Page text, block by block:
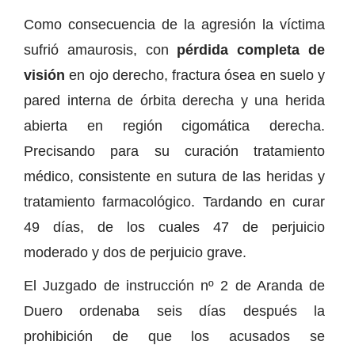
Como consecuencia de la agresión la víctima
sufrió amaurosis, con pérdida completa de
visión en ojo derecho, fractura ósea en suelo y
pared interna de órbita derecha y una herida
abierta en región cigomática derecha.
Precisando para su curación tratamiento
médico, consistente en sutura de las heridas y
tratamiento farmacológico. Tardando en curar
49 días, de los cuales 47 de perjuicio
moderado y dos de perjuicio grave.
El Juzgado de instrucción nº 2 de Aranda de
Duero ordenaba seis días después la
prohibición de que los acusados se